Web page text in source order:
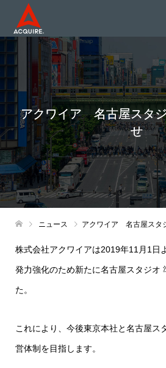
アクワイア 名古屋スタ
せ
ニュース アクワイア 名古屋スタ
株式会社アクワイアは2019年11月1日
発力強化のため新たに名古屋スタジオ
た。
これにより、今後東京本社と名古屋ス
営体制を目指します。